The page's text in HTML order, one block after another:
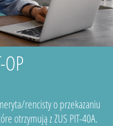
rencisty o przekazaniu
otrzymują z ZUS PIT-40A.